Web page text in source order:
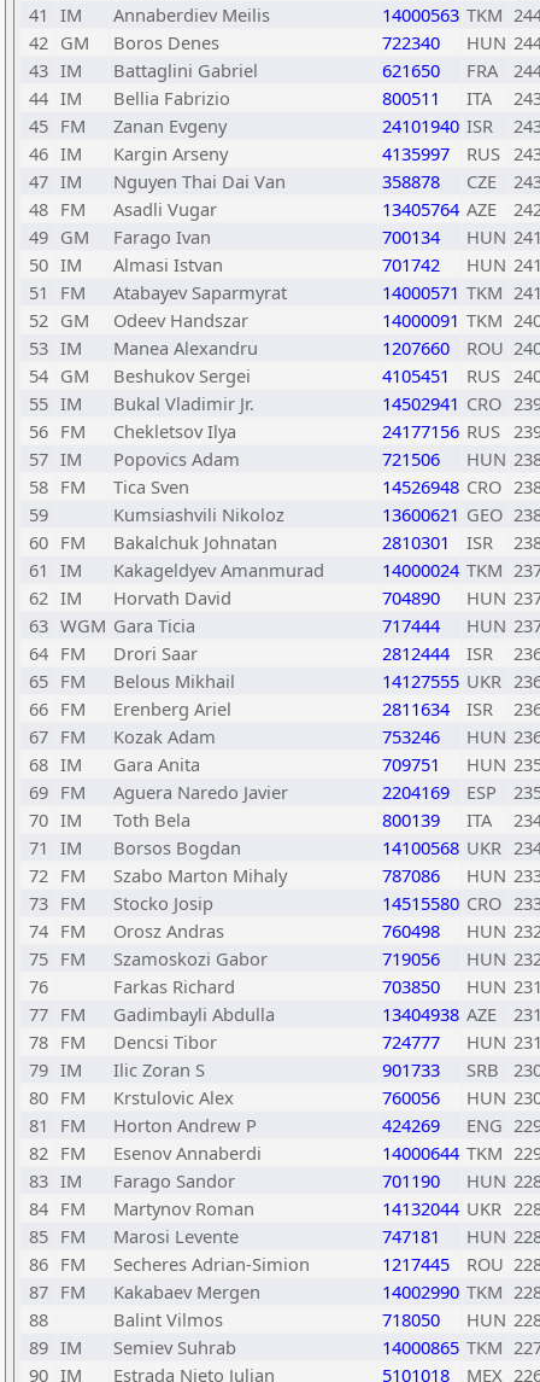
41 IM Annaberdiev Meilis 14000563 TKM
42 GM Boros Denes 722340 HUN
43 IM Battaglini Gabriel 621650 FRA
44 IM Bellia Fabrizio 800511 ITA
45 FM Zanan Evgeny 24101940 ISR
46 IM Kargin Arseny 4135997 RUS
47 IM Nguyen Thai Dai Van 358878 CZE
48 FM Asadli Vugar 13405764 AZE
49 GM Farago Ivan 700134 HUN
50 IM Almasi Istvan 701742 HUN
51
FM Atabayev Saparmyrat 14000571 TKM
52 GM Odeev Handszar 14000091 TKM
53 IM Manea Alexandru 1207660 ROU
54 GM Beshukov Sergei 4105451 RUS
55 IM Bukal Vladimir Jr. 14502941 CRO
56 FM Chekletsov Ilya 24177156 RUS
57 IM Popovics Adam 721506 HUN
58 FM Tica Sven 14526948 CRO
59
Kumsiashvili Nikoloz 13600621 GEO
60 FM Bakalchuk Johnatan 2810301 ISR
61 IM Kakageldyev Amanmurad 14000024 TKM
62 IM Horvath David 704890 HUN
63 WGM Gara Ticia 717444 HUN
64 FM Drori Saar 2812444 ISR
65 FM Belous Mikhail 14127555 UKR
66 FM Erenberg Ariel 2811634 ISR
67 FM Kozak Adam 753246 HUN
68 IM Gara Anita 709751 HUN
69 FM Aguera Naredo Javier 2204169 ESP
70 IM Toth Bela 800139 ITA
71 IM Borsos Bogdan 14100568 UKR
72 FM Szabo Marton Mihaly 787086 HUN
73 FM Stocko Josip 14515580 CRO
74 FM Orosz Andras 760498 HUN
75 FM Szamoskozi Gabor 719056 HUN
76
Farkas Richard 703850 HUN
77 FM Gadimbayli Abdulla 13404938 AZE
78 FM Dencsi Tibor 724777 HUN
79 IM Ilic Zoran S 901733 SRB
80 FM Krstulovic Alex 760056 HUN
81
FM Horton Andrew P 424269 ENG
82 FM Esenov Annaberdi 14000644 TKM
83 IM Farago Sandor 701190 HUN
84 FM Martynov Roman 14132044 UKR
85 FM Marosi Levente 747181 HUN
86 FM Secheres Adrian-Simion 1217445 ROU
87 FM Kakabaev Mergen 14002990 TKM
88
Balint Vilmos 718050 HUN
89 IM Semiev Suhrab 14000865 TKM
90 IM Estrada Nieto Julian 5101018 MEX